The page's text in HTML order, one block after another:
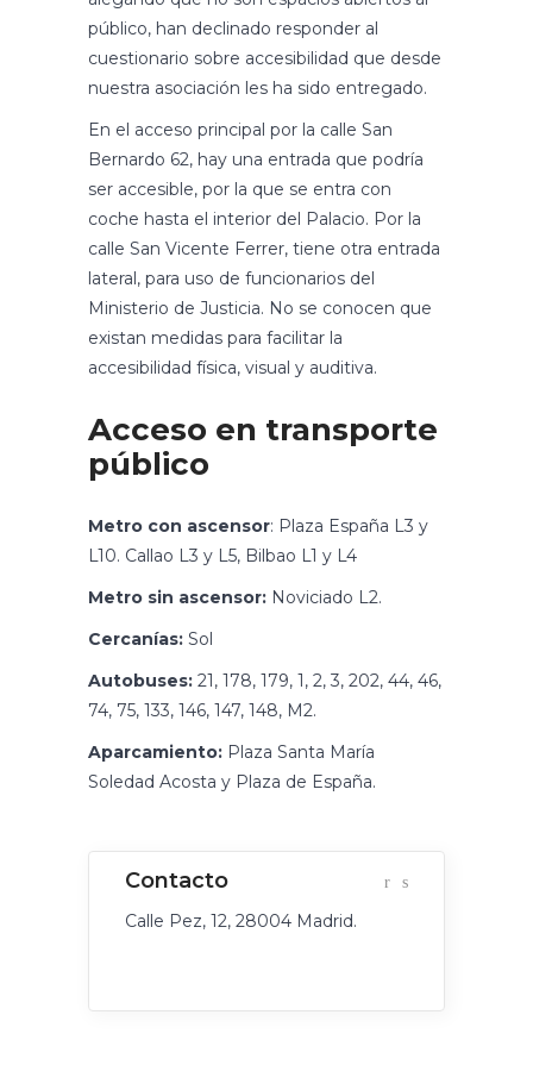
público, han declinado responder al
cuestionario sobre accesibilidad que desde
nuestra asociación les ha sido entregado.
En el acceso principal por la calle San
Bernardo 62, hay una entrada que podría
ser accesible, por la que se entra con
coche hasta el interior del Palacio. Por la
calle San Vicente Ferrer, tiene otra entrada
lateral, para uso de funcionarios del
Ministerio de Justicia. No se conocen que
existan medidas para facilitar la
accesibilidad física, visual y auditiva.
Acceso en transporte
público
Metro con ascensor: Plaza España L3 y
L10. Callao L3 y L5, Bilbao L1 y L4
Metro sin ascensor: Noviciado L2.
Cercanías: Sol
Autobuses: 21, 178, 179, 1, 2, 3, 202, 44, 46,
74, 75, 133, 146, 147, 148, M2.
Aparcamiento: Plaza Santa María
Soledad Acosta y Plaza de España.
Calle Pez, 12, 28004 Madrid.